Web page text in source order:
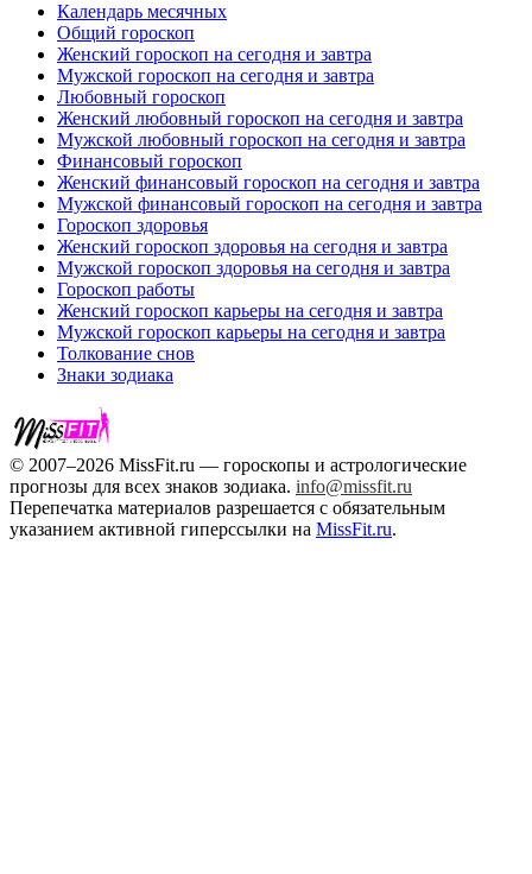
Календарь месячных
Общий гороскоп
Женский гороскоп на сегодня и завтра
Мужской гороскоп на сегодня и завтра
Любовный гороскоп
Женский любовный гороскоп на сегодня и завтра
Мужской любовный гороскоп на сегодня и завтра
Финансовый гороскоп
Женский финансовый гороскоп на сегодня и завтра
Мужской финансовый гороскоп на сегодня и завтра
Гороскоп здоровья
Женский гороскоп здоровья на сегодня и завтра
Мужской гороскоп здоровья на сегодня и завтра
Гороскоп работы
Женский гороскоп карьеры на сегодня и завтра
Мужской гороскоп карьеры на сегодня и завтра
Толкование снов
Знаки зодиака
© 2007–2026 MissFit.ru — гороскопы и астрологические
прогнозы для всех знаков зодиака. info@missfit.ru
Перепечатка материалов разрешается с обязательным
указанием активной гиперссылки на MissFit.ru.